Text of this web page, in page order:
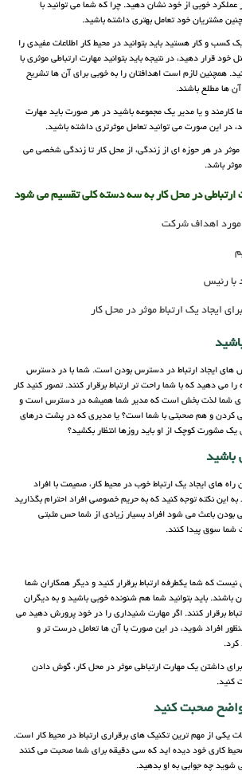
عملکرد خوبی از خود نشان دهید. چرا که شما می توانید با
مشتریان خود تعامل بهتری داشته باشید.
کسب و کار هستید باید بتوانید در محیط کار اطلاعات مفیدی را
خود قرار دهید، در نتیجه باید بتوانید مهارت ارتباطی موثری با
همچنین لازم است اهدافتان را به خوبی برای آن ها تشریح
آن ها مطلع باشند.
کارمند و یا مدیر یک مجموعه باشید در هر صورت باید مهارت
در این صورت می توانید تعامل موثرتری داشته باشید.
موثر در هر حوزه ای از زندگی، از محل کار تا زندگی شخصی می
باشد.
ارتباطی در محل کار به سه دسته کلی تقسیم می شود
مورد اهداف شرکت
با رئیس
ایجاد یک ارتباط موثر در محل کار
های ایجاد ارتباط در دسترس بودن است. شما با در دسترس
را می دهید که با شما راحت تر ارتباط برقرار کنند. تصور کنید کار
شما لذت بخش است که مدیر شما همیشه در دسترس است و
کردن و هم صحبتی با شما است؟ یا مدیری که در پشت درهای
یک مشورت کوچک از او باید روزها انتظار بکشید؟
باشید
های ایجاد یک ارتباط خوب در محیط کار، صمیمت با افراد
به این نکته توجه کنید که به حریم خصوصی افراد احترام بگذارید
بودن باعث می شود افراد بسیار زیادی از شما حس مثبتی
شما سوق پیدا کنند.
نیست که شما یکطرفه ارتباط برقرار کنید و دیگر همکاران شما
باشند. باید بتوانید شما هم شنونده خوبی باشید و به دیگران
برقرار کنند. اگر مهارت شنیداری را در خود پرورش دهید می
افراد شوید، در این صورت با آن ها تعامل درست تر و
کرد.
داشتن یک مهارت ارتباطی موثر در محل کار، گوش دادن
کنید.
واضح صحبت کنید
یکی از مهم ترین تکنیک های برقراری ارتباط در محیط کار است.
محیط کاری خود دیده اید که سی دقیقه برای شما صحبت می کنند
شوید چه جوابی به او بدهید.